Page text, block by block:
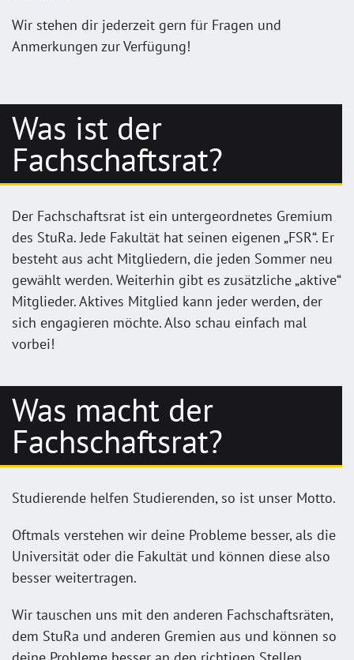
Wir stehen dir jederzeit gern für Fragen und
Anmerkungen zur Verfügung!
Was ist der
Fachschaftsrat?
Der Fachschaftsrat ist ein untergeordnetes Gremium
des StuRa. Jede Fakultät hat seinen eigenen „FSR“. Er
besteht aus acht Mitgliedern, die jeden Sommer neu
gewählt werden. Weiterhin gibt es zusätzliche „aktive“
Mitglieder. Aktives Mitglied kann jeder werden, der
sich engagieren möchte. Also schau einfach mal
vorbei!
Was macht der
Fachschaftsrat?
Studierende helfen Studierenden, so ist unser Motto.
Oftmals verstehen wir deine Probleme besser, als die
Universität oder die Fakultät und können diese also
besser weitertragen.
Wir tauschen uns mit den anderen Fachschaftsräten,
dem StuRa und anderen Gremien aus und können so